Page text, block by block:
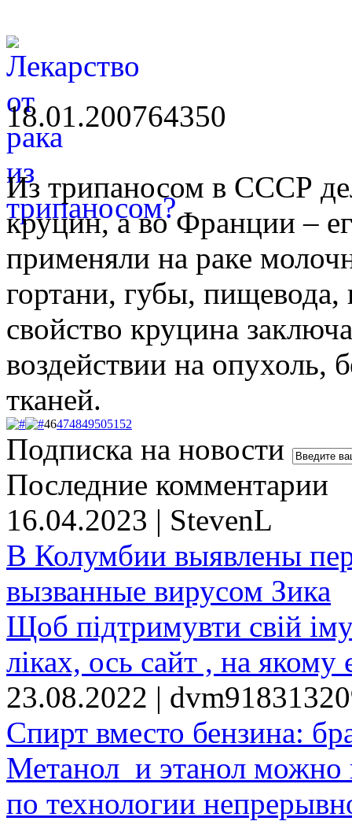
18.01.200764350
Из трипаносом в СССР
круцин, а во Франции –
применяли на раке
гортани, губы,
свойство круцина
воздействии на опухоль,
тканей.
464748495051 52
Подписка на новости
Последние комментарии
16.04.2023 | StevenL
В Колумбии выявлены
вызванные вирусом Зика
Щоб підтримувти свій
ліках, ось сайт , на якому
23.08.2022 |
Спирт вместо бензина:
Метанол и этанол можно
по технологии